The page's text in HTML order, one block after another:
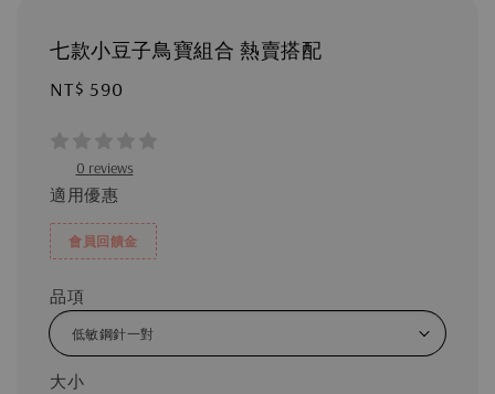
七款小豆子鳥寶組合 熱賣搭配
Regular
NT$ 590
0 reviews
適用優惠
會員回饋金
品項
大小